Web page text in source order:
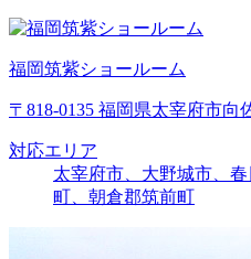
福岡筑紫ショールーム
〒818-0135 福岡県太宰府市向
対応エリア
太宰府市、大野城市、
町、朝倉郡筑前町